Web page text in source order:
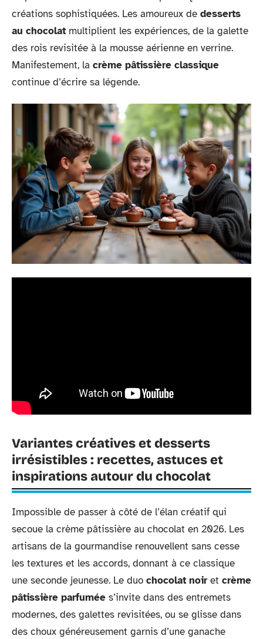
créations sophistiquées. Les amoureux de desserts
au chocolat multiplient les expériences, de la galette
des rois revisitée à la mousse aérienne en verrine.
Manifestement, la crème pâtissière classique
continue d’écrire sa légende.
Variantes créatives et desserts
irrésistibles : recettes, astuces et
inspirations autour du chocolat
Impossible de passer à côté de l’élan créatif qui
secoue la crème pâtissière au chocolat en 2026. Les
artisans de la gourmandise renouvellent sans cesse
les textures et les accords, donnant à ce classique
une seconde jeunesse. Le duo chocolat noir et crème
pâtissière parfumée s’invite dans des entremets
modernes, des galettes revisitées, ou se glisse dans
des choux généreusement garnis d’une ganache